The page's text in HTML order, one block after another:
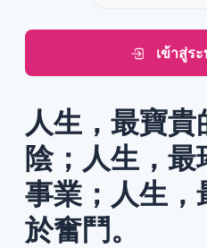
เข้าสู่ร
人生，最寶
陰；人生，
事業；人生，
於奮鬥。